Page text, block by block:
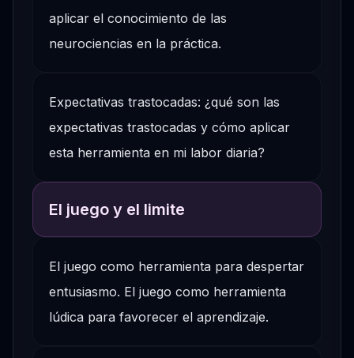
aplicar el conocimiento de las
neurociencias en la práctica.
Expectativas trastocadas: ¿qué son las
expectativas trastocadas y cómo aplicar
esta herramienta en mi labor diaria?
El juego y el limite
El juego como herramienta para despertar
entusiasmo. El juego como herramienta
lúdica para favorecer el aprendizaje.